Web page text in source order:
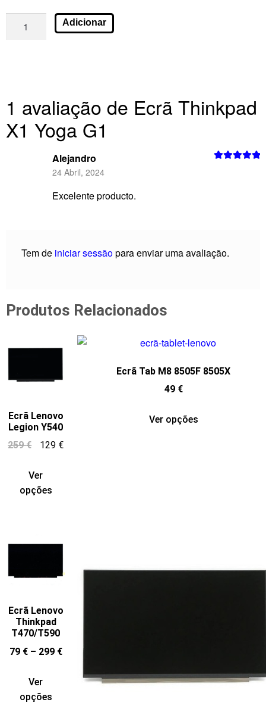
Adicionar
1 avaliação de Ecrã Thinkpad
X1 Yoga G1
Alejandro
24 Abril, 2024
Excelente producto.
Tem de iniciar sessãopara enviar uma avaliação.
Produtos Relacionados
Ecrã Lenovo
Legion Y540
259€ 129 €
Ver
opções
Ecrã Tab M8 8505F 8505X
49 €
Ver opções
Ecrã Lenovo
Thinkpad
T470/T590
79 € – 299 €
Ver
opções